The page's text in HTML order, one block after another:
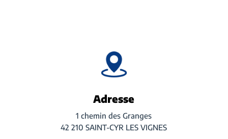
Adresse
1 chemin des Granges
42 210 SAINT-CYR LES VIGNES